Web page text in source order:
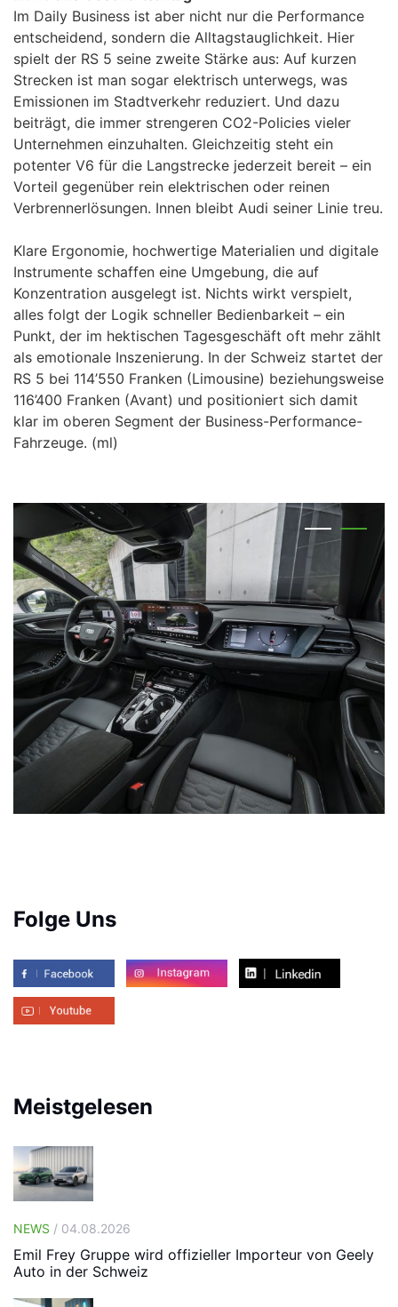
Im Daily Business ist aber nicht nur die Performance
entscheidend, sondern die Alltagstauglichkeit. Hier
spielt der RS 5 seine zweite Stärke aus: Auf kurzen
Strecken ist man sogar elektrisch unterwegs, was
Emissionen im Stadtverkehr reduziert. Und dazu
beiträgt, die immer strengeren CO2-Policies vieler
Unternehmen einzuhalten. Gleichzeitig steht ein
potenter V6 für die Langstrecke jederzeit bereit – ein
Vorteil gegenüber rein elektrischen oder reinen
Verbrennerlösungen. Innen bleibt Audi seiner Linie treu.
Klare Ergonomie, hochwertige Materialien und digitale
Instrumente schaffen eine Umgebung, die auf
Konzentration ausgelegt ist. Nichts wirkt verspielt,
alles folgt der Logik schneller Bedienbarkeit – ein
Punkt, der im hektischen Tagesgeschäft oft mehr zählt
als emotionale Inszenierung. In der Schweiz startet der
RS 5 bei 114’550 Franken (Limousine) beziehungsweise
116’400 Franken (Avant) und positioniert sich damit
klar im oberen Segment der Business-Performance-
Fahrzeuge. (ml)
Folge Uns
Meistgelesen
NEWS / 04.08.2026
Emil Frey Gruppe wird offizieller Importeur von Geely
Auto in der Schweiz